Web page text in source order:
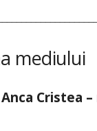
mediului
Anca Cristea